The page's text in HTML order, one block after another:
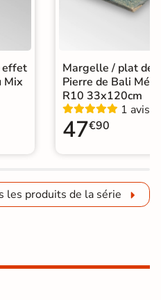
effet
Mix
Margelle / plat de
Pierre de Bali
R10 33x120cm
1 avis
47€90
les produits de la série